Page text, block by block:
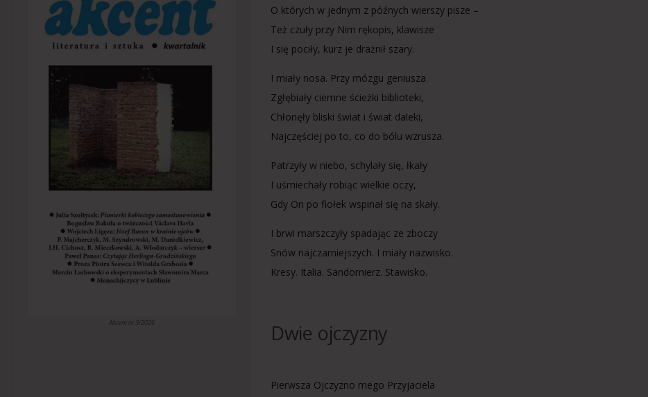
O których w jednym z późnych wierszy pisze –
Też czuły przy Nim rękopis, klawisze
I się pociły, kurz je drażnił szary.
I miały nosa. Przy mózgu geniusza
Zgłębiały ciemne ścieżki biblioteki,
Chłonęły bliski świat i świat daleki,
Najczęściej po to, co do bólu wzrusza.
Patrzyły w niebo, schylały się, łkały
I uśmiechały robiąc wielkie oczy,
Gdy On po fiołek wspinał się na skały.
I brwi marszczyły spadając ze zboczy
Snów najczarniejszych. I miały nazwisko.
Kresy. Italia. Sandomierz. Stawisko.
Dwie ojczyzny
Pierwsza Ojczyzno mego Przyjaciela
Akcent nr 3/2026